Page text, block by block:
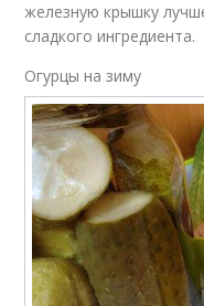
железную крышку
сладкого ингредиента.
Огурцы на зиму